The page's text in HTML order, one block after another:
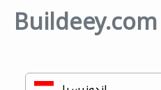
Buildeey.com